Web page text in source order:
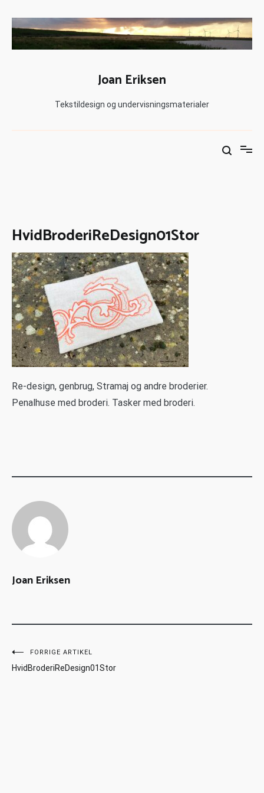
Joan Eriksen
Tekstildesign og undervisningsmaterialer
HvidBroderiReDesign01Stor
Re-design, genbrug, Stramaj og andre broderier.
Penalhuse med broderi. Tasker med broderi.
Joan Eriksen
FORRIGE ARTIKEL
HvidBroderiReDesign01Stor